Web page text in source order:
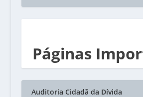
Páginas
Auditoria Cidadã da Dívida